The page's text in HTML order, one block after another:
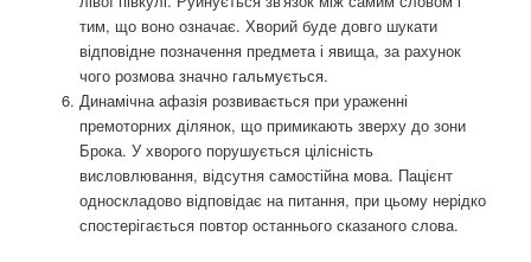
тим, що воно означає. Хворий буде довго шукати
відповідне позначення предмета і явища, за рахунок
чого розмова значно гальмується.
Динамічна афазія розвивається при ураженні
премоторних ділянок, що примикають зверху до зони
Брока. У хворого порушується цілісність
висловлювання, відсутня самостійна мова. Пацієнт
односкладово відповідає на питання, при цьому нерідко
спостерігається повтор останнього сказаного слова.